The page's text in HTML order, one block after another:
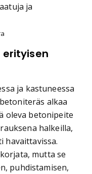
ja
ja kastuneessa
alkaa
oleva betonipeite
halkeilla,
havaittavissa.
mutta se
puhdistamisen,